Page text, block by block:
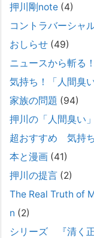
2026年2月21日
通常価格 2,980円 → 今
（株）トキワ精神保健
きた実務対応を、家族
#042 精神疾患の
がとれない（母娘
2025年8月17日
弊社は、病識のない重
け、長年にわたり精神
い場合、家 [...]
#041 将来を案
で困っている方へ
2025年8月11日
押川剛note (4)
コントラバーシャ
おしらせ (49)
ニュースから斬る
気持ち！「人間臭
家族の問題 (94)
押川の「人間臭い
超おすすめ 気持
本と漫画 (41)
押川の提言 (2)
The Real Truth of
n (2)
シリーズ 『清く正